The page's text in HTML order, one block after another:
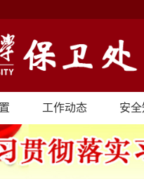
工作动态 安